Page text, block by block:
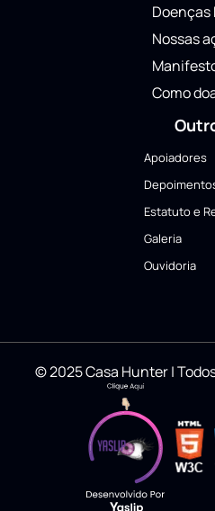
Doenças
Nossas
Como
Apoiadores
Estatuto e
Galeria
Ouvidoria
© 2025 Casa Hunter |